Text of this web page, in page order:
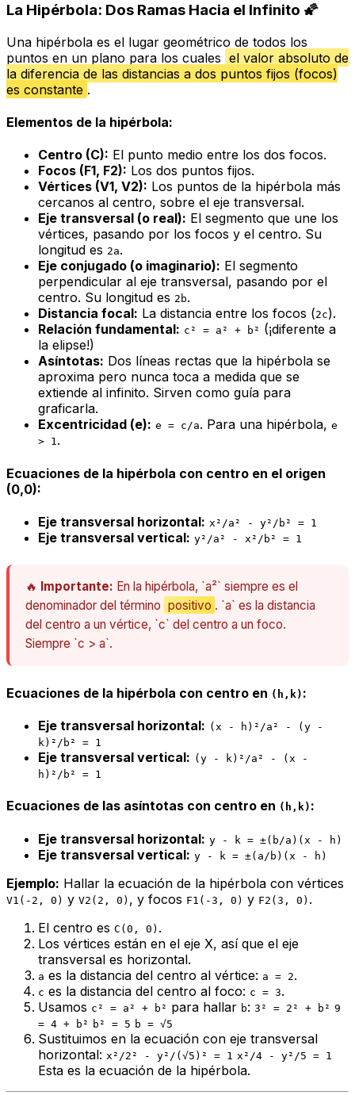
La Hipérbola: Dos Ramas Hacia el Infinito 🌠
Una hipérbola es el lugar geométrico de todos los
puntos en un plano para los cuales el valor absoluto de
la diferencia de las distancias a dos puntos fijos (focos)
es constante .
Elementos de la hipérbola:
Centro (C): El punto medio entre los dos focos.
Focos (F1, F2): Los dos puntos fijos.
Vértices (V1, V2): Los puntos de la hipérbola más
cercanos al centro, sobre el eje transversal.
Eje transversal (o real): El segmento que une los
vértices, pasando por los focos y el centro. Su
longitud es 2a.
Eje conjugado (o imaginario): El segmento
perpendicular al eje transversal, pasando por el
centro. Su longitud es 2b.
Distancia focal: La distancia entre los focos (2c).
Relación fundamental: c² = a² + b² (¡diferente a
la elipse!)
Asíntotas: Dos líneas rectas que la hipérbola se
aproxima pero nunca toca a medida que se
extiende al infinito. Sirven como guía para
graficarla.
Excentricidad (e): e = c/a. Para una hipérbola, e
> 1.
Ecuaciones de la hipérbola con centro en el origen
(0,0):
Eje transversal horizontal: x²/a² - y²/b² = 1
Eje transversal vertical: y²/a² - x²/b² = 1
🔥 Importante: En la hipérbola, `a²` siempre es el
denominador del término positivo . `a` es la distancia
del centro a un vértice, `c` del centro a un foco.
Siempre `c > a`.
Ecuaciones de la hipérbola con centro en (h,k) :
Eje transversal horizontal: (x - h)²/a² - (y -
k)²/b² = 1
Eje transversal vertical: (y - k)²/a² - (x -
h)²/b² = 1
Ecuaciones de las asíntotas con centro en (h,k) :
Eje transversal horizontal: y - k = ±(b/a)(x - h)
Eje transversal vertical: y - k = ±(a/b)(x - h)
Ejemplo: Hallar la ecuación de la hipérbola con vértices
V1(-2, 0) y V2(2, 0) , y focos F1(-3, 0) y F2(3, 0) .
El centro es C(0, 0) .
Los vértices están en el eje X, así que el eje
transversal es horizontal.
a es la distancia del centro al vértice: a = 2.
c es la distancia del centro al foco: c = 3.
Usamos c² = a² + b² para hallar b: 3² = 2² + b² 9
= 4 + b² b² = 5 b = √5
Sustituimos en la ecuación con eje transversal
horizontal: x²/2² - y²/(√5)² = 1 x²/4 - y²/5 = 1
Esta es la ecuación de la hipérbola.